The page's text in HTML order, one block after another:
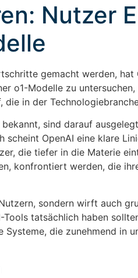
Nutzer
gemacht werden, hat
o1-Modelle zu
in der
sind darauf
OpenAI eine klare
die tiefer in die Materie
konfrontiert werden, die
sondern wirft auch
tatsächlich haben
die zunehmend in